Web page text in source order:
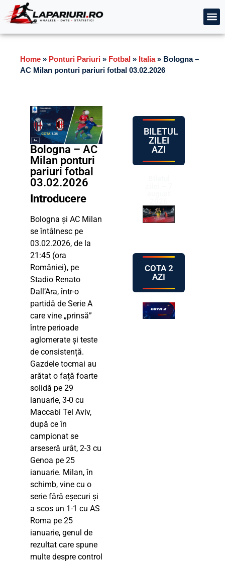
Home » Ponturi Pariuri » Fotbal » Italia» Bologna –
AC Milan ponturi pariuri fotbal 03.02.2026
Bologna – AC
Milan ponturi
pariuri fotbal
03.02.2026
Introducere
Bologna și AC Milan
se întâlnesc pe
03.02.2026, de la
21:45 (ora
României), pe
Stadio Renato
Dall’Ara, într-o
partidă de Serie A
care vine „prinsă”
între perioade
aglomerate și teste
de consistență.
Gazdele tocmai au
arătat o față foarte
solidă pe 29
ianuarie, 3-0 cu
Maccabi Tel Aviv,
după ce în
campionat se
arseseră urât, 2-3 cu
Genoa pe 25
ianuarie. Milan, în
schimb, vine cu o
serie fără eșecuri și
a scos un 1-1 cu AS
Roma pe 25
ianuarie, genul de
rezultat care spune
multe despre control
BILETUL
ZILEI
AZI
COTA 2
AZI